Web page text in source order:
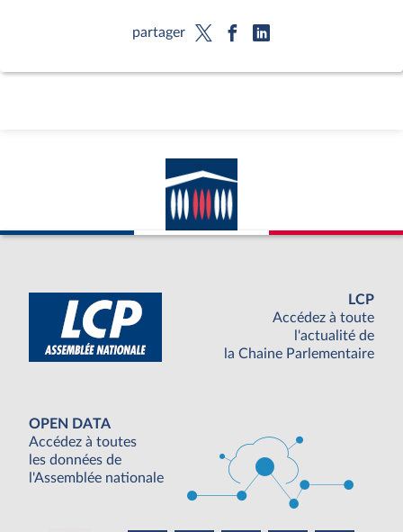
partager
LCP
Accédez à toute
l'actualité de
la Chaine Parlementaire
OPEN DATA
Accédez à toutes
les données de
l'Assemblée nationale